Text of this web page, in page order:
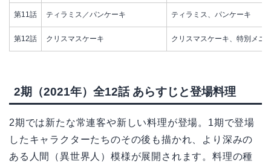
第11話 ティラミス／パンケーキ ティラミス、パンケーキ
第12話 クリスマスケーキ クリスマスケーキ、特別メニ
2期（2021年）全12話 あらすじと登場料理
2期では新たな常連客や新しい料理が登場。1期で登場
したキャラクターたちのその後も描かれ、より深みの
ある人間（異世界人）模様が展開されます。料理の種